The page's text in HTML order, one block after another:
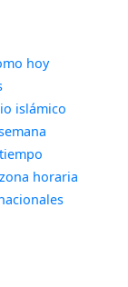
hoy
islámico
horaria